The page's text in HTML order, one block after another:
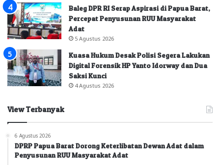
Baleg DPR RI Serap Aspirasi di Papua Barat,
Percepat Penyusunan RUU Masyarakat
Adat
5 Agustus 2026
Kuasa Hukum Desak Polisi Segera Lakukan
Digital Forensik HP Yanto Idorway dan Dua
Saksi Kunci
4 Agustus 2026
View Terbanyak
6 Agustus 2026
DPRP Papua Barat Dorong Keterlibatan Dewan Adat dalam
Penyusunan RUU Masyarakat Adat